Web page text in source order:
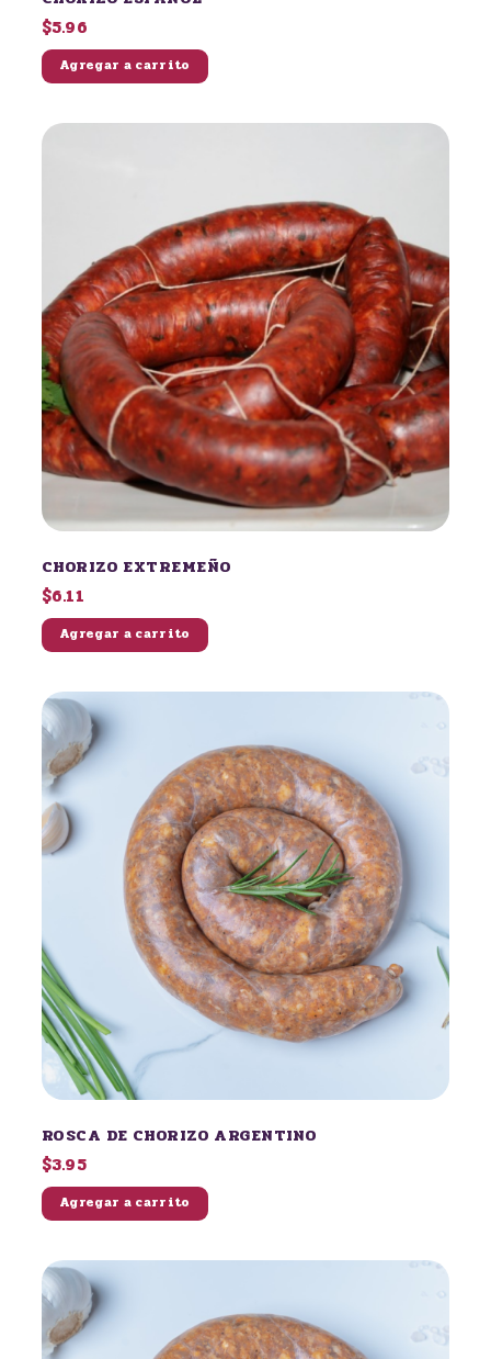
$5.96
Agregar a carrito
CHORIZO EXTREMEÑO
$6.11
Agregar a carrito
ROSCA DE CHORIZO ARGENTINO
$3.95
Agregar a carrito